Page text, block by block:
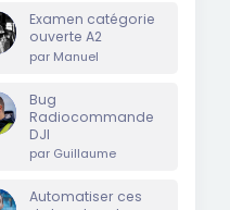
Examen catégorie
ouverte A2
par Manuel
Bug
Radiocommande
DJI
par Guillaume
Automatiser ces